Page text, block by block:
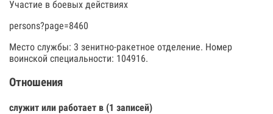
Участие в боевых действиях
persons?page=8460
Место службы: 3 зенитно-ракетное отделение. Номер
воинской специальности: 104916.
Отношения
служит или работает в (1 записей)